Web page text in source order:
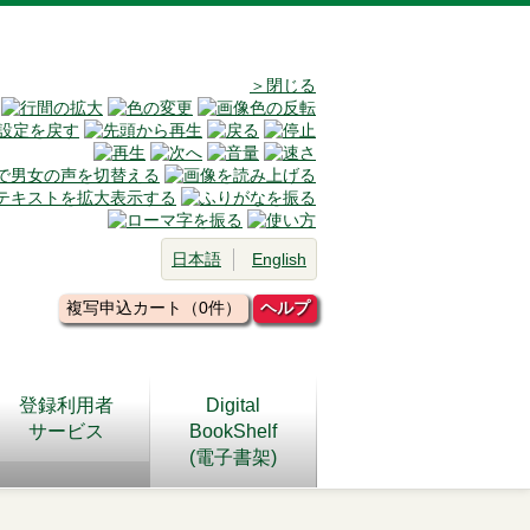
＞閉じる
日本語 English
複写申込カート（0件） ヘルプ
登録利用者
サービス
Digital
BookShelf
(電子書架)